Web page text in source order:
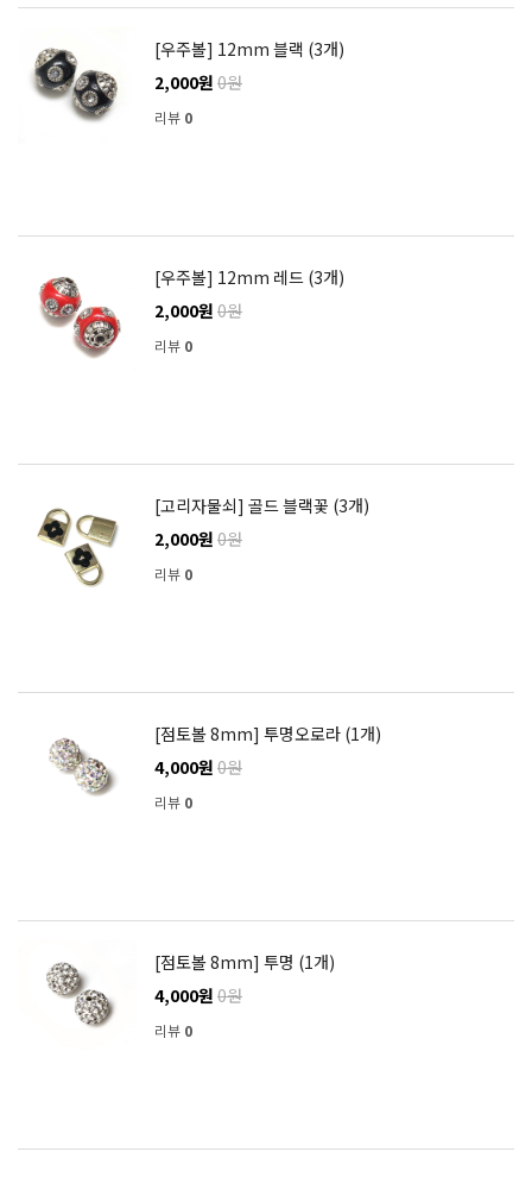
[우주볼] 12mm 블랙 (3개)
2,000원 0원
리뷰 0
[우주볼] 12mm 레드 (3개)
2,000원 0원
리뷰 0
[고리자물쇠] 골드 블랙꽃 (3개)
2,000원 0원
리뷰 0
[점토볼 8mm] 투명오로라 (1개)
4,000원 0원
리뷰 0
[점토볼 8mm] 투명 (1개)
4,000원 0원
리뷰 0